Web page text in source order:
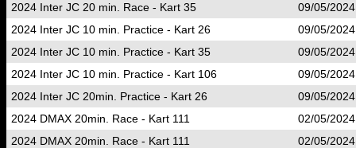
2024 Inter JC 20 min. Race - Kart 35
09/05/
2024 Inter JC 10 min. Practice - Kart 26
09/05/
2024 Inter JC 10 min. Practice - Kart 35
09/05/
2024 Inter JC 10 min. Practice - Kart 106
09/05/
2024 Inter JC 20min. Practice - Kart 26
09/05/
2024 DMAX 20min. Race - Kart 111
02/05/
2024 DMAX 20min. Race - Kart 111
02/05/